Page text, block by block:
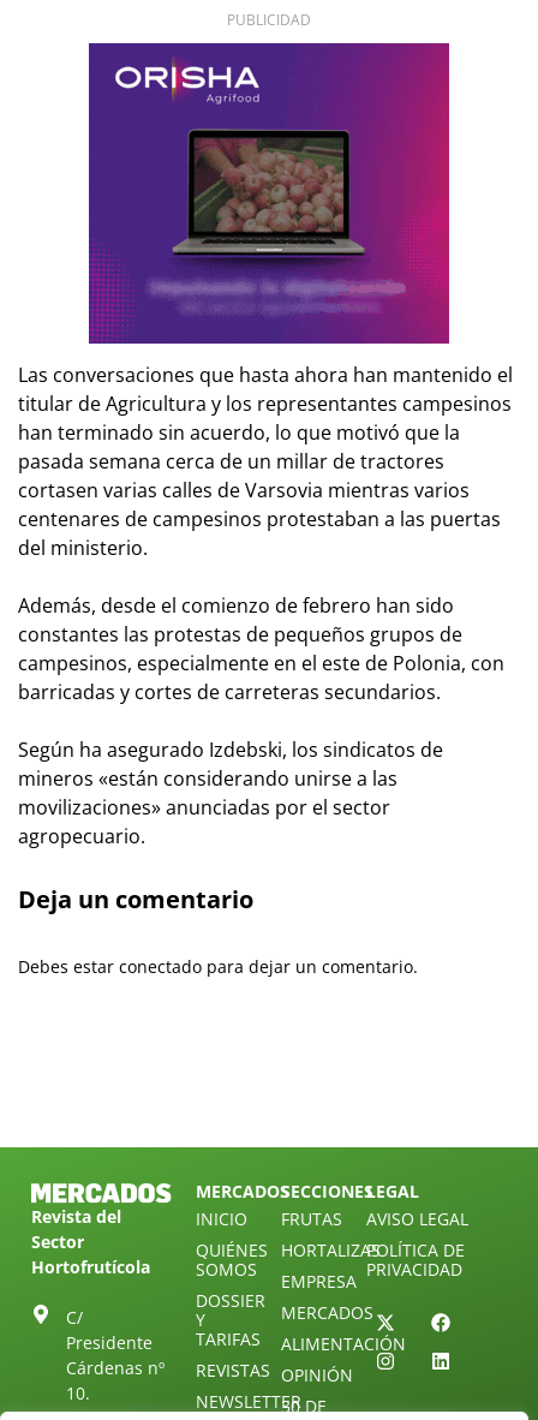
PUBLICIDAD
Las conversaciones que hasta ahora han mantenido el
titular de Agricultura y los representantes campesinos
han terminado sin acuerdo, lo que motivó que la
pasada semana cerca de un millar de tractores
cortasen varias calles de Varsovia mientras varios
centenares de campesinos protestaban a las puertas
del ministerio.
Además, desde el comienzo de febrero han sido
constantes las protestas de pequeños grupos de
campesinos, especialmente en el este de Polonia, con
barricadas y cortes de carreteras secundarios.
Según ha asegurado Izdebski, los sindicatos de
mineros «están considerando unirse a las
movilizaciones» anunciadas por el sector
agropecuario.
Deja un comentario
Debes estar conectado para dejar un comentario.
Revista del
Sector
Hortofrutícola
C/
Presidente
Cárdenas nº
10.
MERCADOS
INICIO
QUIÉNES
SOMOS
DOSSIER
Y
TARIFAS
REVISTAS
NEWSLETTER
SECCIONES
FRUTAS
HORTALIZAS
EMPRESA
MERCADOS
ALIMENTACIÓN
OPINIÓN
30 DE
LEGAL
AVISO LEGAL
POLÍTICA DE
PRIVACIDAD